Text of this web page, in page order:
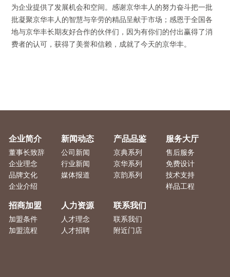
为企业提供了发展机会和空间。感谢京华丰人的努力奋斗把一批
批凝聚京华丰人的智慧与辛劳的精品呈献于市场；感恩于全国各
地与京华丰长期友好合作的伙伴们，因为有你们的付出赢得了消
费者的认可，获得了美誉和信赖，成就了今天的京华丰。
企业简介
董事长致辞
企业理念
品牌文化
企业介绍
新闻动态
公司新闻
行业新闻
媒体报道
产品品鉴
京典系列
京华系列
京韵系列
服务大厅
售后服务
免费设计
技术支持
样品工程
招商加盟
加盟条件
加盟流程
人力资源
人才理念
人才招聘
联系我们
联系我们
附近门店